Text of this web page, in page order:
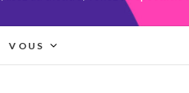
VOUS